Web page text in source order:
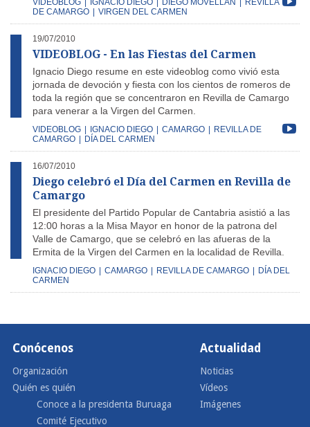
VIDEOBLOG IGNACIO DIEGO DIEGO MOVELLÁN
REVILLA
DE CAMARGO
VIRGEN DEL CARMEN
19/07/2010
VIDEOBLOG - En las Fiestas del Carmen
Ignacio Diego resume en este videoblog como vivió esta
jornada de devoción y fiesta con los cientos de romeros de
toda la región que se concentraron en Revilla de Camargo
para venerar a la Virgen del Carmen.
VIDEOBLOG IGNACIO DIEGO CAMARGO
REVILLA DE
CAMARGO
DÍA DEL CARMEN
16/07/2010
Diego celebró el Día del Carmen en Revilla de
Camargo
El presidente del Partido Popular de Cantabria asistió a las
12:00 horas a la Misa Mayor en honor de la patrona del
Valle de Camargo, que se celebró en las afueras de la
Ermita de la Virgen del Carmen en la localidad de Revilla.
IGNACIO DIEGO CAMARGO REVILLA DE CAMARGO
DÍA DEL
CARMEN
Conócenos
Organización
Quién es quién
Conoce a la presidenta Buruaga
Comité Ejecutivo
Actualidad
Noticias
Vídeos
Imágenes